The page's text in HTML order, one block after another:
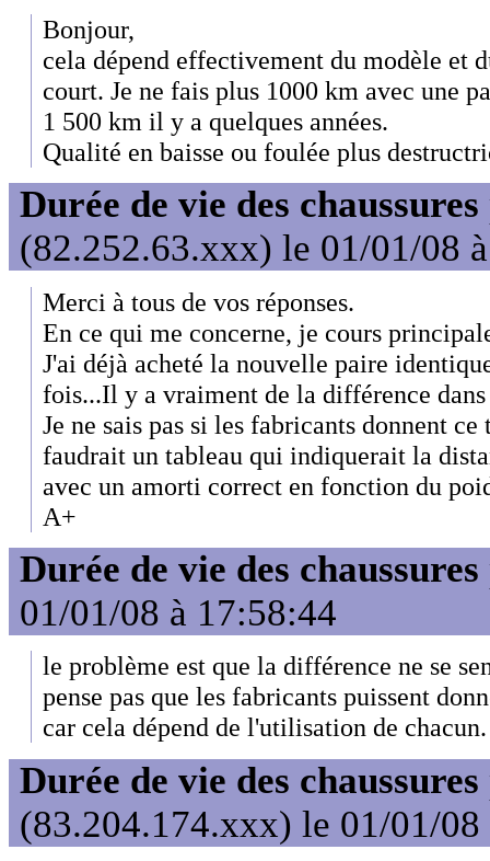
Bonjour,
cela dépend effectivement du modèle et
court. Je ne fais plus 1000 km avec une
1 500 km il y a quelques années.
Qualité en baisse ou foulée plus
Durée de vie des chaussures
(82.252.63.xxx) le 01/01/08
Merci à tous de vos réponses.
En ce qui me concerne, je cours
J'ai déjà acheté la nouvelle paire
fois...Il y a vraiment de la différence
Je ne sais pas si les fabricants donnent
faudrait un tableau qui indiquerait la
avec un amorti correct en fonction du
A+
Durée de vie des chaussures
01/01/08 à 17:58:44
le problème est que la différence ne se
pense pas que les fabricants puissent
car cela dépend de l'utilisation de chacun.
Durée de vie des chaussures
(83.204.174.xxx) le 01/01/08